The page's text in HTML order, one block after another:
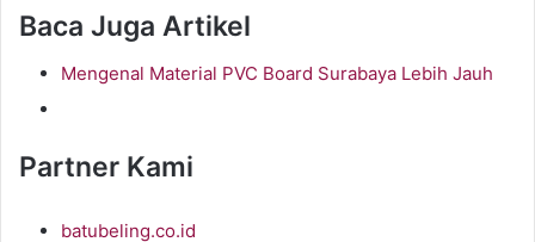
Baca Juga Artikel
Mengenal Material PVC Board Surabaya Lebih Jauh
Partner Kami
batubeling.co.id